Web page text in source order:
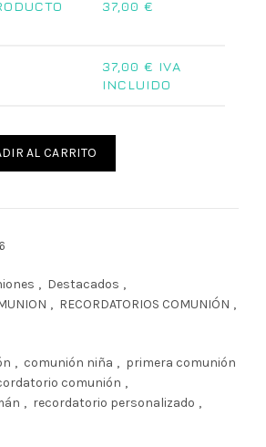
37,00 €
37,00 € IVA
INCLUIDO
comunión personalizado marco de madera
AL CARRITO
, Destacados ,
, RECORDATORIOS COMUNIÓN ,
, comunión niña , primera comunión
comunión ,
, recordatorio personalizado ,